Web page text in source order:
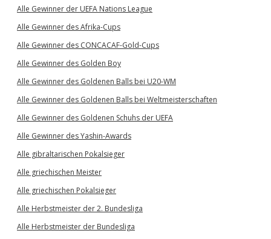
Alle Gewinner der UEFA Nations League
Alle Gewinner des Afrika-Cups
Alle Gewinner des CONCACAF-Gold-Cups
Alle Gewinner des Golden Boy
Alle Gewinner des Goldenen Balls bei U20-WM
Alle Gewinner des Goldenen Balls bei Weltmeisterschaften
Alle Gewinner des Goldenen Schuhs der UEFA
Alle Gewinner des Yashin-Awards
Alle gibraltarischen Pokalsieger
Alle griechischen Meister
Alle griechischen Pokalsieger
Alle Herbstmeister der 2. Bundesliga
Alle Herbstmeister der Bundesliga